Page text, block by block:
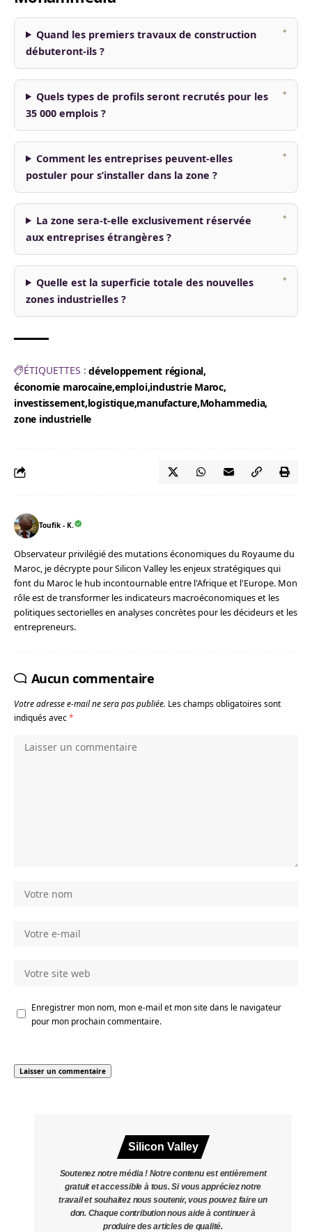
Quand les premiers travaux de construction
débuteront-ils ?
Quels types de profils seront recrutés pour les
35 000 emplois ?
Comment les entreprises peuvent-elles
postuler pour s’installer dans la zone ?
La zone sera-t-elle exclusivement réservée
aux entreprises étrangères ?
Quelle est la superficie totale des nouvelles
zones industrielles ?
ÉTIQUETTES : développement régional
économie marocaine emploi industrie Maroc
investissement logistique manufacture Mohammedia
zone industrielle
Toufik - K.
Observateur privilégié des mutations économiques du Royaume du
Maroc, je décrypte pour Silicon Valley les enjeux stratégiques qui
font du Maroc le hub incontournable entre l'Afrique et l'Europe. Mon
rôle est de transformer les indicateurs macroéconomiques et les
politiques sectorielles en analyses concrètes pour les décideurs et les
entrepreneurs.
Aucun commentaire
Votre adresse e-mail ne sera pas publiée. Les champs obligatoires sont
indiqués avec*
Enregistrer mon nom, mon e-mail et mon site dans le navigateur
pour mon prochain commentaire.
Silicon Valley
Soutenez notre média ! Notre contenu est entièrement
gratuit et accessible à tous. Si vous appréciez notre
travail et souhaitez nous soutenir, vous pouvez faire un
don. Chaque contribution nous aide à continuer à
produire des articles de qualité.